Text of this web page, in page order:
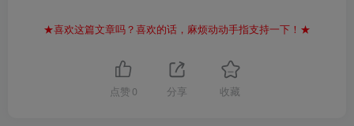
★喜欢这篇文章吗？喜欢的话，麻烦动动手指支持一下！★
点赞 0 分享 收藏